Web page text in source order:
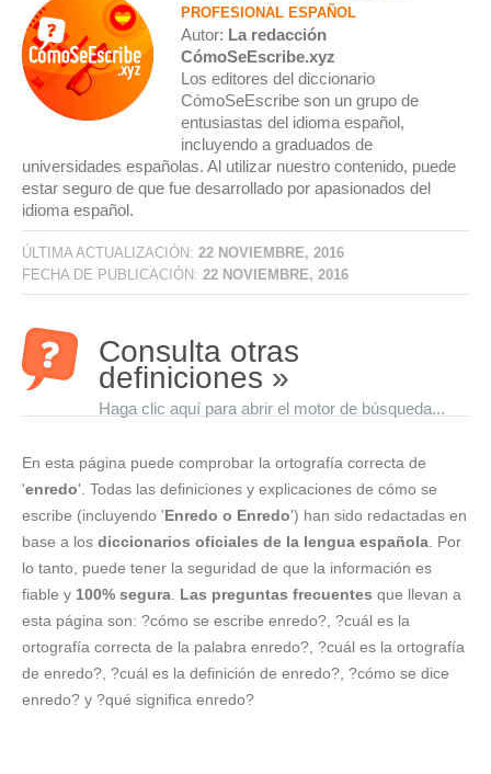
PROFESIONAL ESPAÑOL
Autor: La redacción
CómoSeEscribe.xyz
Los editores del diccionario
CómoSeEscribe son un grupo de
entusiastas del idioma español,
incluyendo a graduados de
universidades españolas. Al utilizar nuestro contenido, puede
estar seguro de que fue desarrollado por apasionados del
idioma español.
ÚLTIMA ACTUALIZACIÓN: 22 NOVIEMBRE, 2016
FECHA DE PUBLICACIÓN: 22 NOVIEMBRE, 2016
Consulta otras
definiciones »
Haga clic aquí para abrir el motor de búsqueda...
En esta página puede comprobar la ortografía correcta de
'enredo'. Todas las definiciones y explicaciones de cómo se
escribe (incluyendo 'Enredo o Enredo') han sido redactadas en
base a los diccionarios oficiales de la lengua española . Por
lo tanto, puede tener la seguridad de que la información es
fiable y 100% segura Las preguntas frecuentes que llevan a
esta página son: ?cómo se escribe enredo?, ?cuál es la
ortografía correcta de la palabra enredo?, ?cuál es la ortografía
de enredo?, ?cuál es la definición de enredo?, ?cómo se dice
enredo? y ?qué significa enredo?